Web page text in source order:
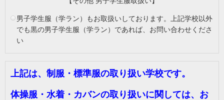
男子学生服（学ラン）もお取扱いしております。上記学校以外
でも黒の男子学生服（学ラン）であれば、お問い合わせくださ
い
上記は、制服・標準服の取り扱い学校です。
体操服・水着・カバンの取り扱いに関しては、お